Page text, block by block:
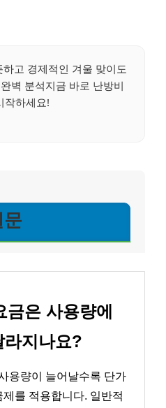
하고 경제적인 겨울 맞이도
벽 분석지금 바로 난방비
작하세요!
문
금은 사용량에
라지나요?
용량이 늘어날수록 단가
를 적용합니다. 일반적